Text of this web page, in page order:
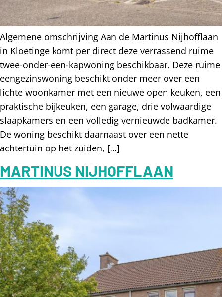
Algemene omschrijving Aan de Martinus Nijhofflaan
in Kloetinge komt per direct deze verrassend ruime
twee-onder-een-kapwoning beschikbaar. Deze ruime
eengezinswoning beschikt onder meer over een
lichte woonkamer met een nieuwe open keuken, een
praktische bijkeuken, een garage, drie volwaardige
slaapkamers en een volledig vernieuwde badkamer.
De woning beschikt daarnaast over een nette
achtertuin op het zuiden, […]
MARTINUS NIJHOFFLAAN